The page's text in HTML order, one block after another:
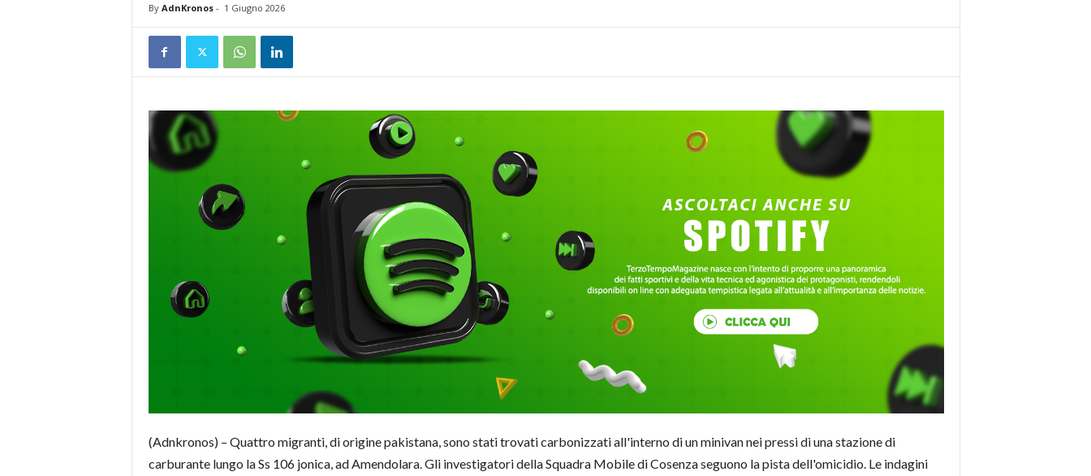
By AdnKronos- 1 Giugno 2026
(Adnkronos) – Quattro migranti, di origine pakistana, sono stati trovati carbonizzati all'interno di un minivan nei pressi di una stazione di
carburante lungo la Ss 106 jonica, ad Amendolara. Gli investigatori della Squadra Mobile di Cosenza seguono la pista dell'omicidio. Le indagini